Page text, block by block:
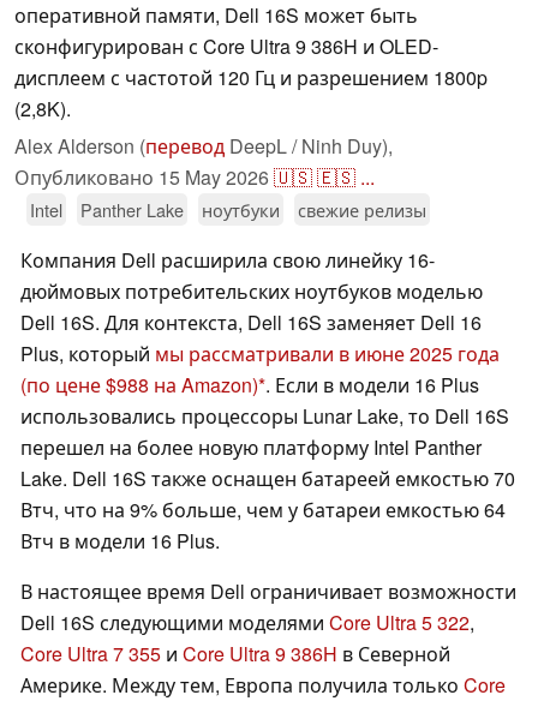
оперативной памяти, Dell 16S может быть
сконфигурирован с Core Ultra 9 386H и OLED-
дисплеем с частотой 120 Гц и разрешением 1800p
(2,8K).
Alex Alderson (перевод DeepL / Ninh Duy),
Опубликовано 15 May 2026🇺🇸🇪🇸 ...
Intel Panther Lake ноутбуки свежие релизы
Компания Dell расширила свою линейку 16-
дюймовых потребительских ноутбуков моделью
Dell 16S. Для контекста, Dell 16S заменяет Dell 16
Plus, который мы рассматривали в июне 2025 года
(по цене $988 на Amazon) . Если в модели 16 Plus
использовались процессоры Lunar Lake, то Dell 16S
перешел на более новую платформу Intel Panther
Lake. Dell 16S также оснащен батареей емкостью 70
Втч, что на 9% больше, чем у батареи емкостью 64
Втч в модели 16 Plus.
В настоящее время Dell ограничивает возможности
Dell 16S следующими моделями Core Ultra 5 322,
Core Ultra 7 355 и Core Ultra 9 386H в Северной
Америке. Между тем, Европа получила только Core